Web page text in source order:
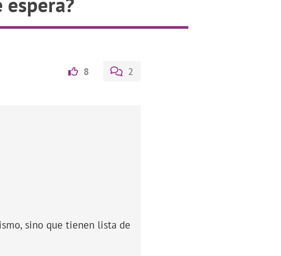
8 2
sino que tienen lista de